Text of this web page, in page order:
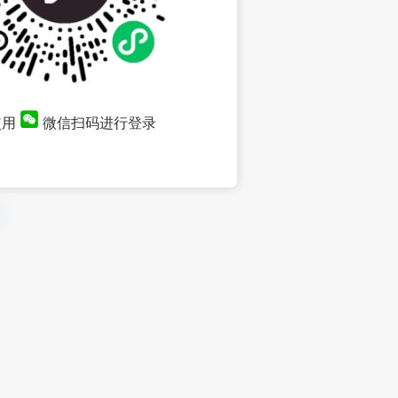
微信扫码进行登录